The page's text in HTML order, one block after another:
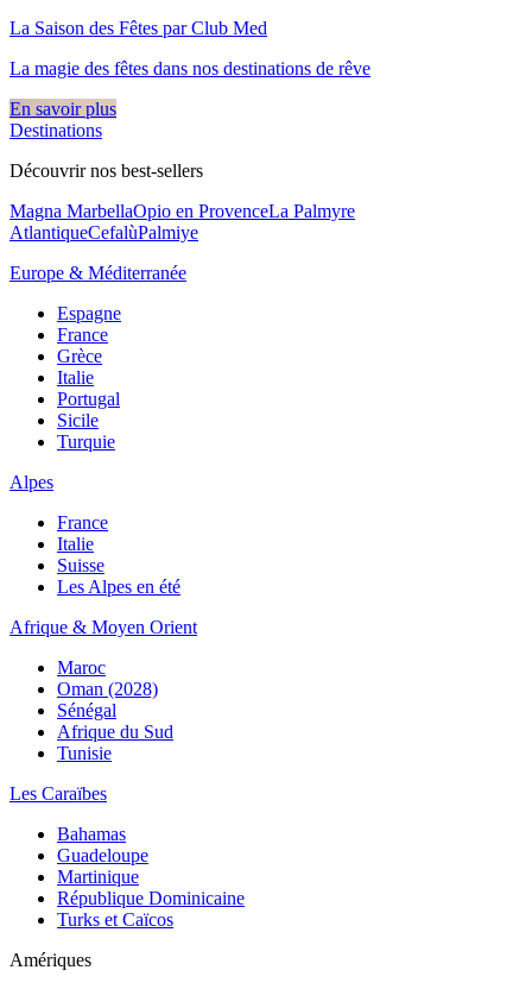
La Saison des Fêtes par Club Med
La magie des fêtes dans nos destinations de rêve​
En savoir plus
Destinations
Découvrir nos best-sellers
Magna MarbellaOpio en ProvenceLa Palmyre
AtlantiqueCefalùPalmiye
Europe & Méditerranée
Espagne
France
Grèce
Italie
Portugal
Sicile
Turquie
Alpes
France
Italie
Suisse
Les Alpes en été
Afrique & Moyen Orient
Maroc
Oman (2028)
Sénégal
Afrique du Sud
Tunisie
Les Caraïbes
Bahamas
Guadeloupe
Martinique
République Dominicaine
Turks et Caïcos
Amériques